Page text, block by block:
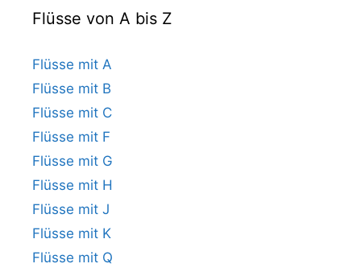
Flüsse von A bis Z
Flüsse mit A
Flüsse mit B
Flüsse mit C
Flüsse mit F
Flüsse mit G
Flüsse mit H
Flüsse mit J
Flüsse mit K
Flüsse mit Q